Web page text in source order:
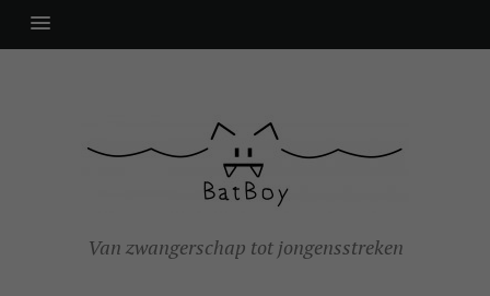
Van zwangerschap tot jongensstreken